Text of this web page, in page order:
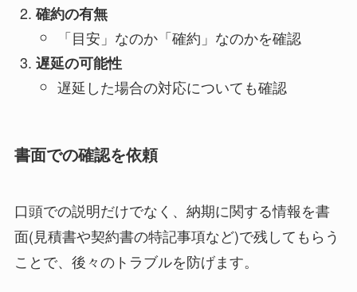
確約の有無
「目安」なのか「確約」なのかを確認
遅延の可能性
遅延した場合の対応についても確認
書面での確認を依頼
口頭での説明だけでなく、納期に関する情報を書
面(見積書や契約書の特記事項など)で残してもらう
ことで、後々のトラブルを防げます。